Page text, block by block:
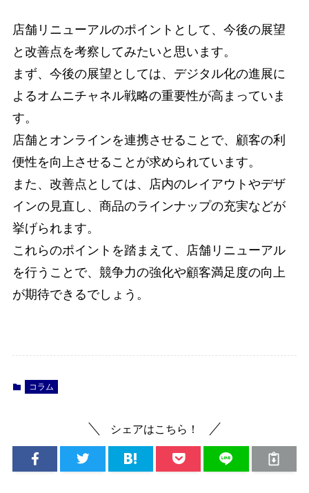
店舗リニューアルのポイントとして、今後の展望
と改善点を考察してみたいと思います。
まず、今後の展望としては、デジタル化の進展に
よるオムニチャネル戦略の重要性が高まっていま
す。
店舗とオンラインを連携させることで、顧客の利
便性を向上させることが求められています。
また、改善点としては、店内のレイアウトやデザ
インの見直し、商品のラインナップの充実などが
挙げられます。
これらのポイントを踏まえて、店舗リニューアル
を行うことで、競争力の強化や顧客満足度の向上
が期待できるでしょう。
コラム
シェアはこちら！